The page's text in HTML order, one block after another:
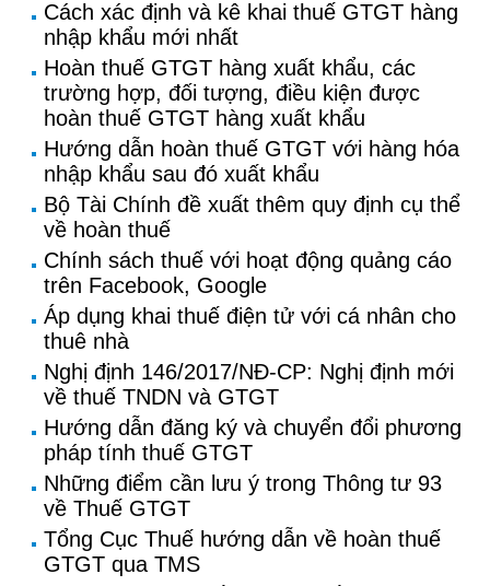
Cách xác định và kê khai thuế GTGT hàng
nhập khẩu mới nhất
Hoàn thuế GTGT hàng xuất khẩu, các
trường hợp, đối tượng, điều kiện được
hoàn thuế GTGT hàng xuất khẩu
Hướng dẫn hoàn thuế GTGT với hàng hóa
nhập khẩu sau đó xuất khẩu
Bộ Tài Chính đề xuất thêm quy định cụ thể
về hoàn thuế
Chính sách thuế với hoạt động quảng cáo
trên Facebook, Google
Áp dụng khai thuế điện tử với cá nhân cho
thuê nhà
Nghị định 146/2017/NĐ-CP: Nghị định mới
về thuế TNDN và GTGT
Hướng dẫn đăng ký và chuyển đổi phương
pháp tính thuế GTGT
Những điểm cần lưu ý trong Thông tư 93
về Thuế GTGT
Tổng Cục Thuế hướng dẫn về hoàn thuế
GTGT qua TMS